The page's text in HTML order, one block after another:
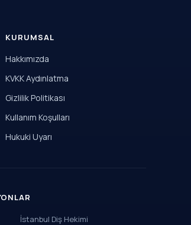
KURUMSAL
Hakkımızda
KVKK Aydınlatma
Gizlilik Politikası
Kullanım Koşulları
Hukuki Uyarı
İstanbul Diş Hekimi